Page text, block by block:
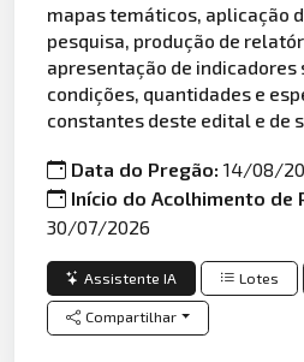
mapas temáticos, aplicação
pesquisa, produção de
apresentação de indicadores
condições, quantidades e
constantes deste edital e de
Data do Pregão:14/08/
Início do Acolhimento de
30/07/2026
Assistente IA Lotes
Compartilhar